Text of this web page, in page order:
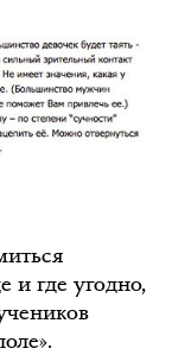
и где угодно,